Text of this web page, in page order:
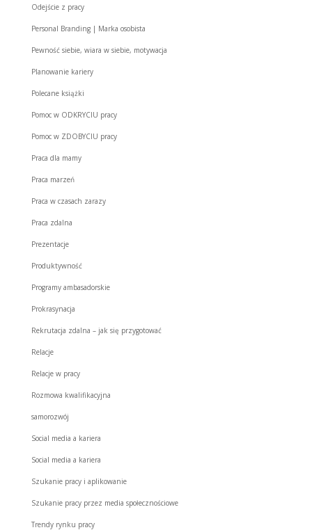
Odejście z pracy
Personal Branding | Marka osobista
Pewność siebie, wiara w siebie, motywacja
Planowanie kariery
Polecane książki
Pomoc w ODKRYCIU pracy
Pomoc w ZDOBYCIU pracy
Praca dla mamy
Praca marzeń
Praca w czasach zarazy
Praca zdalna
Prezentacje
Produktywność
Programy ambasadorskie
Prokrasynacja
Rekrutacja zdalna – jak się przygotować
Relacje
Relacje w pracy
Rozmowa kwalifikacyjna
samorozwój
Social media a kariera
Social media a kariera
Szukanie pracy i aplikowanie
Szukanie pracy przez media społecznościowe
Trendy rynku pracy